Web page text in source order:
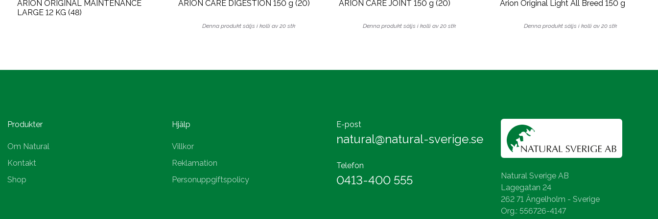
ARION ORIGINAL MAINTENANCE
LARGE 12 KG (48)
ARION CARE DIGESTION 150 g (20)
Denna produkt säljs i kolli av 20 stk
ARION CARE JOINT 150 g (20)
Denna produkt säljs i kolli av 20 stk
Arion Original Light All Breed 150 g
Denna produkt säljs i kolli av 20 stk
Produkter
Om Natural
Kontakt
Shop
Hjälp
Villkor
Reklamation
Personuppgiftspolicy
E-post
natural@natural-sverige.se
Telefon
0413-400 555
Natural Sverige AB
Lagegatan 24
262 71 Ängelholm - Sverige
Org.: 556726-4147